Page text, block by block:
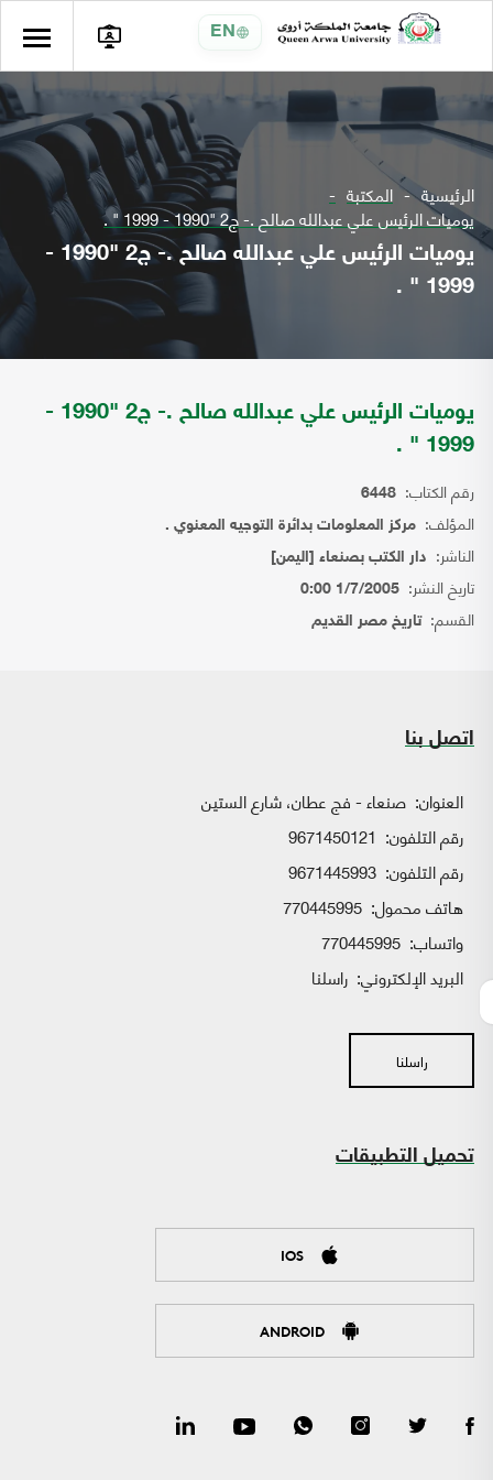
EN
الرئيسية المكتبة
يوميات الرئيس علي عبدالله صالح .- ج2 "1990 - 1999 " .
يوميات الرئيس علي عبدالله صالح .- ج2 "1990 -
1999 " .
يوميات الرئيس علي عبدالله صالح .- ج2 "1990 -
1999 " .
رقم الكتاب: 6448
المؤلف: مركز المعلومات بدائرة التوجيه المعنوي .
الناشر: دار الكتب بصنعاء [اليمن]
تاريخ النشر: 1/7/2005 0:00
القسم:تاريخ مصر القديم
اتصل بنا
العنوان: صنعاء - فج عطان، شارع الستين
رقم التلفون: 9671450121
رقم التلفون: 9671445993
هاتف محمول: 770445995
واتساب:
البريد الإلكتروني: راسلنا
راسلنا
تحميل التطبيقات
IOS
ANDROID